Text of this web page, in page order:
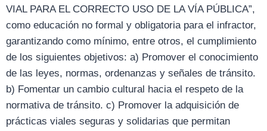
VIAL PARA EL CORRECTO USO DE LA VÍA PÚBLICA”,
como educación no formal y obligatoria para el infractor,
garantizando como mínimo, entre otros, el cumplimiento
de los siguientes objetivos: a) Promover el conocimiento
de las leyes, normas, ordenanzas y señales de tránsito.
b) Fomentar un cambio cultural hacia el respeto de la
normativa de tránsito. c) Promover la adquisición de
prácticas viales seguras y solidarias que permitan